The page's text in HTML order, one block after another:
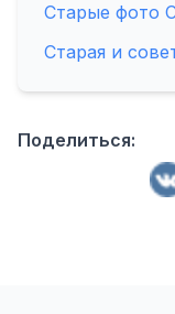
Старые фото
Старая и
Поделиться: